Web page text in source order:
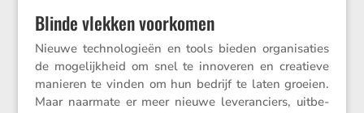
Blinde vlekken voorkomen
Nieuwe techno­lo­gieën en tools bieden organi­sa­ties
de mogelijk­heid om snel te innoveren en creatieve
manieren te vinden om hun bedrijf te laten groeien.
Maar naarmate er meer nieuwe leveran­ciers, uitbe­